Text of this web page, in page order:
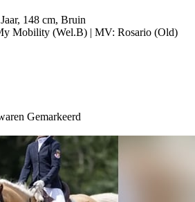
148 cm, Bruin
Mobility (Wel.B) | MV: Rosario (Old)
Gemarkeerd